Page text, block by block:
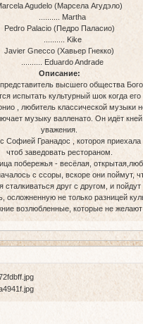
Agudelo (Марсела Агудэло)
.......... Martha
Pedro Palacio (Педро Паласио)
.......... Kike
Javier Gnecco (Хавьер Гнекко)
.......... Eduardo Andrade
Описание:
высшего общества
испытать культурный шок когда
, любитель классической музыки
музыку валленато. Он идёт
уважения.
Софией Гранадос , котороя
чтоб заведовать рестораном.
побережья - весёлая,
с ссоры, вскоре они поймут,
сталкиваться друг с другом, и
осложненную не только разницей
возлюбленные, которые не